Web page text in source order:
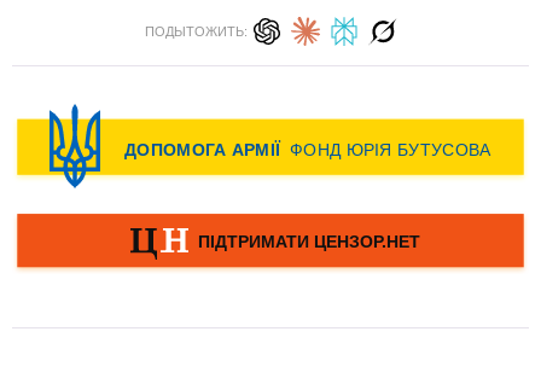
ПОДЫТОЖИТЬ: